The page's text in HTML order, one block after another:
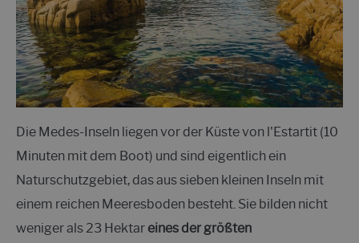
Die Medes-Inseln liegen vor der Küste von l'Estartit (10
Minuten mit dem Boot) und sind eigentlich ein
Naturschutzgebiet, das aus sieben kleinen Inseln mit
einem reichen Meeresboden besteht. Sie bilden nicht
weniger als 23 Hektareines der größten